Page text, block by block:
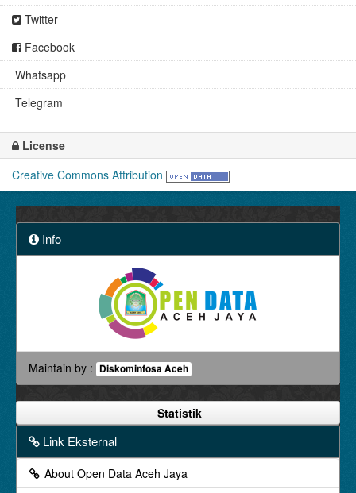
Twitter
Facebook
Whatsapp
Telegram
License
Creative Commons Attribution
Info
Maintain by : Diskominfosa Aceh
Statistik
Link Eksternal
About Open Data Aceh Jaya